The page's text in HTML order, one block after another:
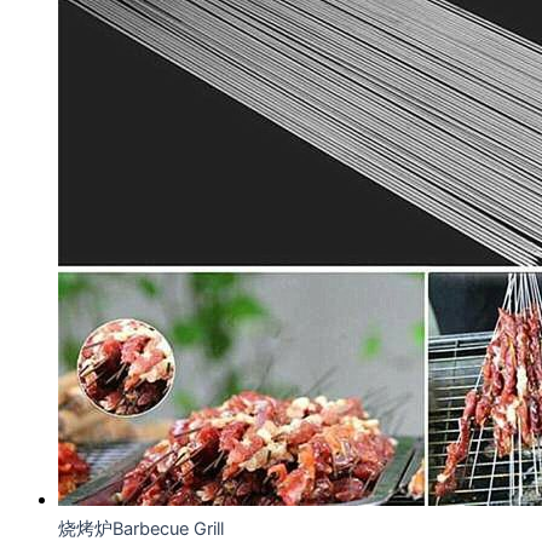
烧烤炉Barbecue Grill